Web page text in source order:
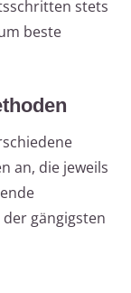
stets
beste
an, die jeweils
gängigsten